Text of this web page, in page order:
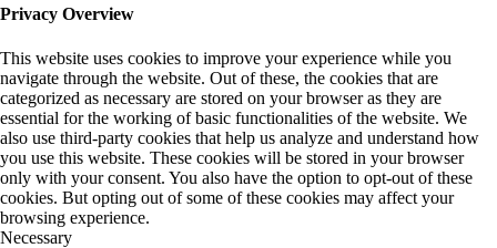
Privacy Overview
This website uses cookies to improve your experience while you
navigate through the website. Out of these, the cookies that are
categorized as necessary are stored on your browser as they are
essential for the working of basic functionalities of the website. We
also use third-party cookies that help us analyze and understand how
you use this website. These cookies will be stored in your browser
only with your consent. You also have the option to opt-out of these
cookies. But opting out of some of these cookies may affect your
browsing experience.
Necessary